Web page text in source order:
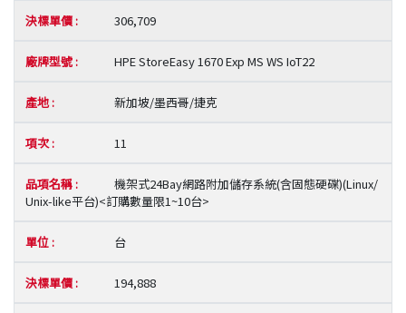
306,709
HPE StoreEasy 1670 Exp MS WS IoT22
新加坡/墨西哥/捷克
11
機架式24Bay網路附加儲存系統(含固態硬碟)(Linux/
Unix-like平台)<訂購數量限1~10台>
台
194,888